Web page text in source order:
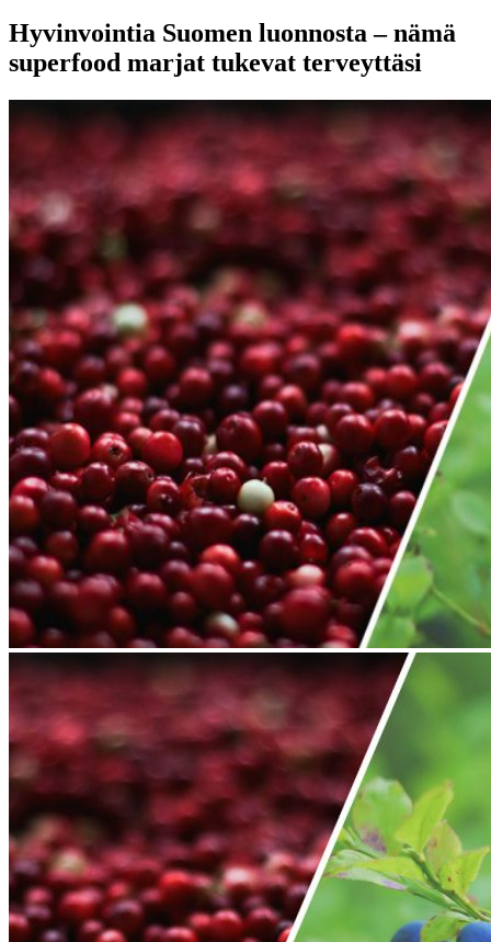
Hyvinvointia Suomen luonnosta – nämä
superfood marjat tukevat terveyttäsi